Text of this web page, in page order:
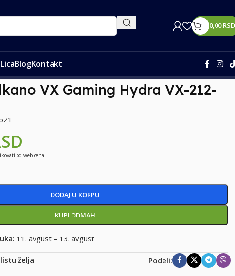
0,00RSD
BlogKontakt
VX Gaming Hydra VX-212-
od web cena
DODAJ U KORPU
KUPI ODMAH
11. avgust – 13. avgust
želja Podeli: